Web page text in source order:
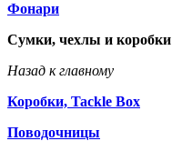
Фонари
Сумки, чехлы и коробки
Назад к главному
Коробки, Tackle Box
Поводочницы